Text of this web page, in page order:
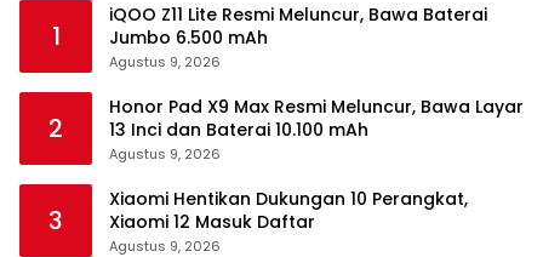
1
iQOO Z11 Lite Resmi Meluncur, Bawa Baterai
Jumbo 6.500 mAh
Agustus 9, 2026
2
Honor Pad X9 Max Resmi Meluncur, Bawa Layar
13 Inci dan Baterai 10.100 mAh
Agustus 9, 2026
3
Xiaomi Hentikan Dukungan 10 Perangkat,
Xiaomi 12 Masuk Daftar
Agustus 9, 2026